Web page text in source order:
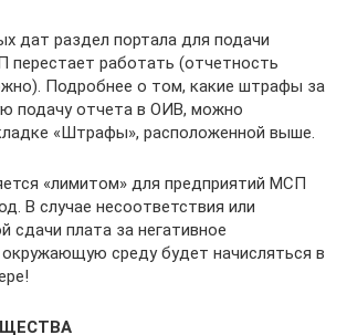
дат раздел портала для подачи
перестает работать (отчетность
Подробнее о том, какие штрафы за
подачу отчета в ОИВ, можно
«Штрафы», расположенной выше.
«лимитом» для предприятий МСП
В случае несоответствия или
сдачи плата за негативное
среду будет начисляться в